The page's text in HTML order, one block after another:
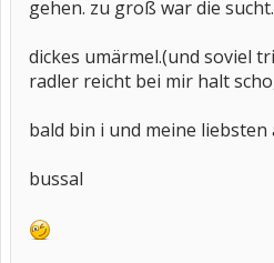
gehen. zu groß war die sucht.
dickes umärmel.(und soviel
radler reicht bei mir halt
bald bin i und meine liebsten
bussal